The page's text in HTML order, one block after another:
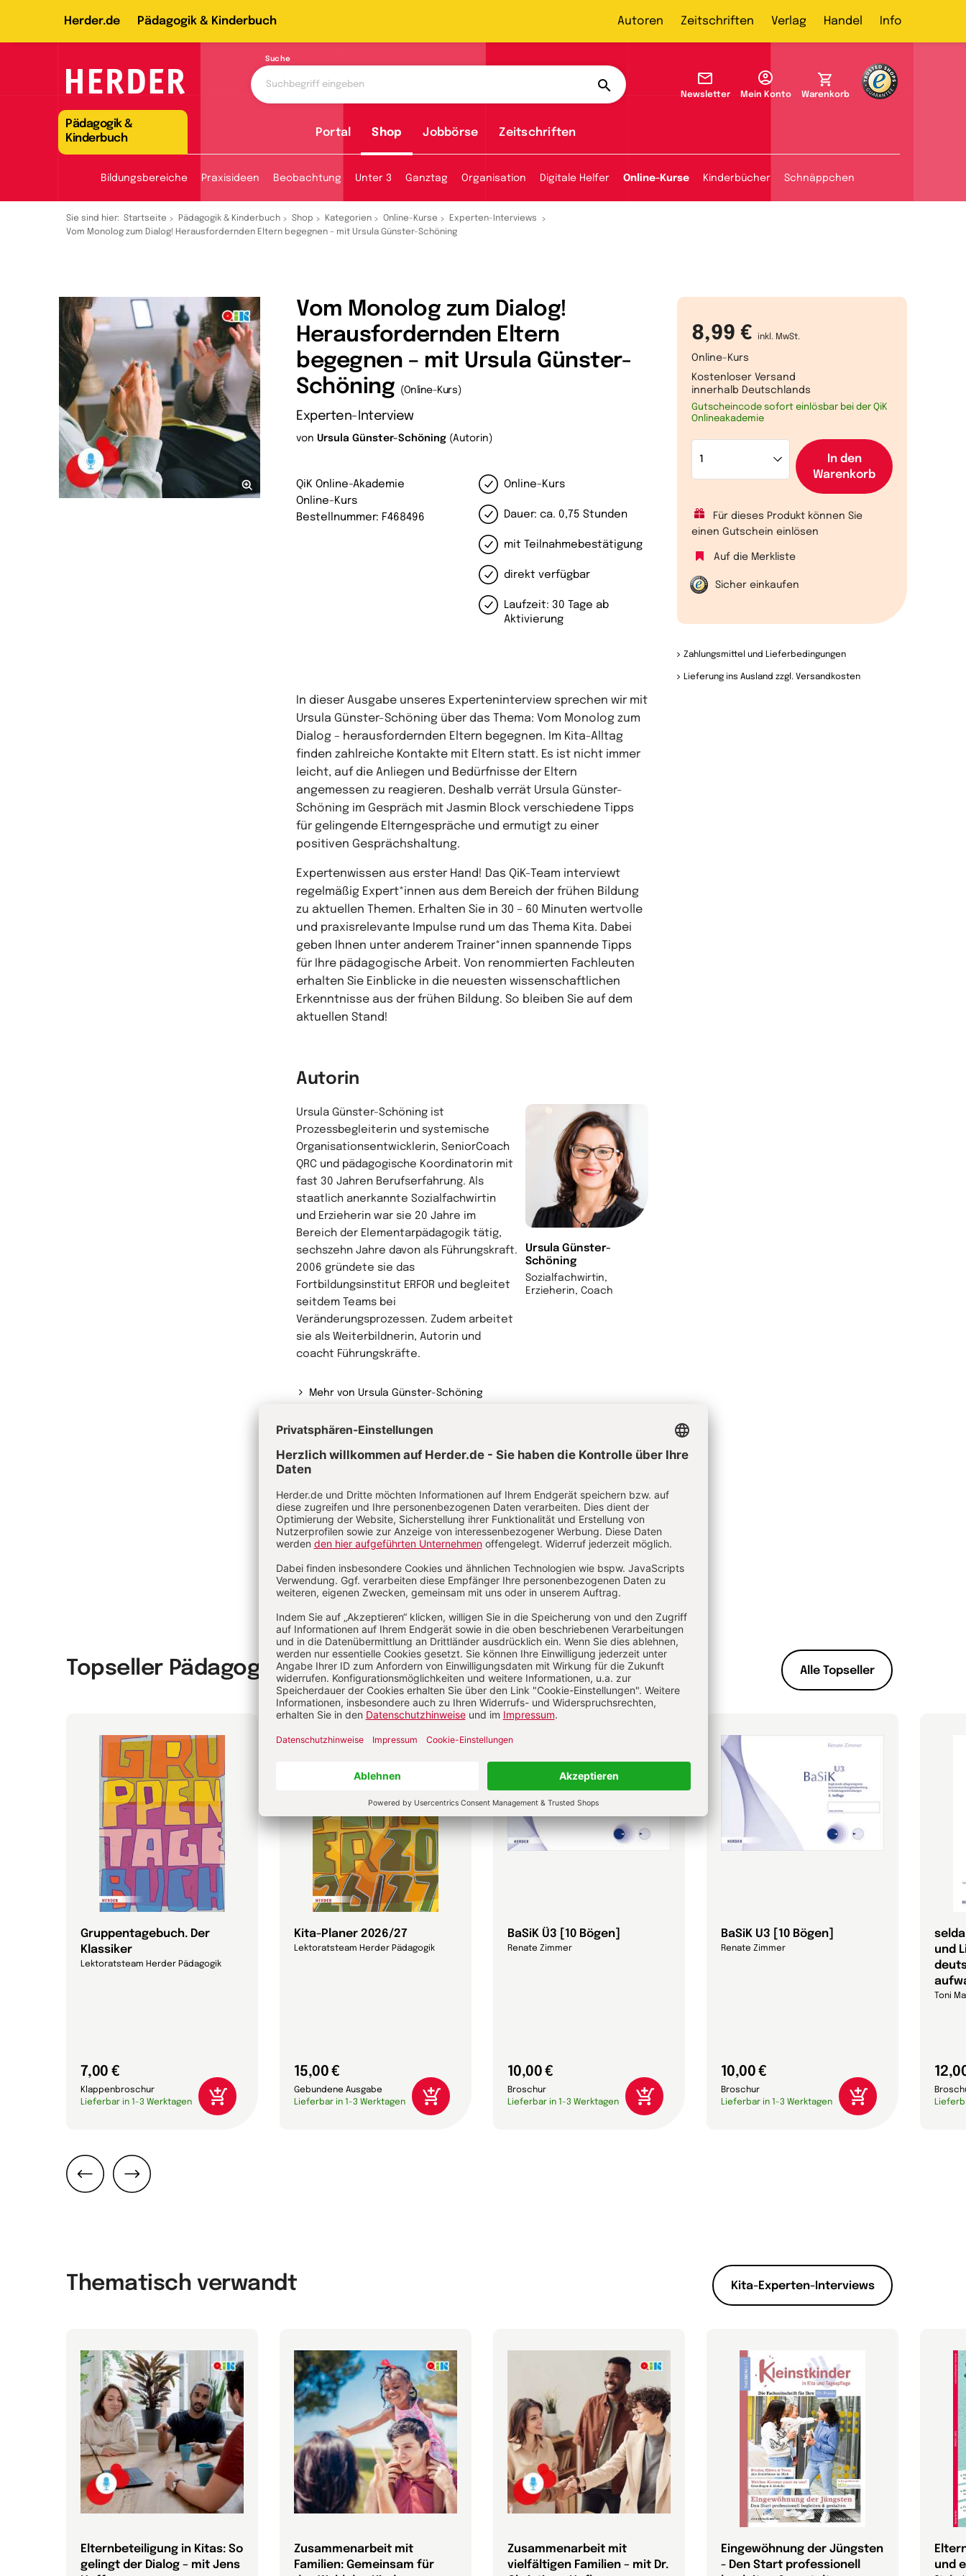
Herder.de Pädagogik & Kinderbuch Autoren Zeitschriften Verlag Handel Info
Suche
Pädagogik &
Kinderbuch
Newsletter Mein Konto Warenkorb
Portal Shop Jobbörse Zeitschriften
Bildungsbereiche Praxisideen Beobachtung Unter 3 Ganztag Organisation Digitale Helfer Online-Kurse Kinderbücher Schnäppchen
Sie sind hier: Startseite Pädagogik & Kinderbuch Shop Kategorien Online-Kurse
Experten-Interviews
Vom Monolog zum Dialog! Herausfordernden Eltern begegnen – mit Ursula Günster-Schöning
8,99 € inkl. MwSt.
Online-Kurs
Kostenloser Versand
innerhalb Deutschlands
Gutscheincode sofort einlösbar bei der QiK
Onlineakademie
In den
Warenkorb
Für dieses Produkt können Sie
einen Gutschein einlösen
Auf die Merkliste
Sicher einkaufen
Zahlungsmittel und Lieferbedingungen
Lieferung ins Ausland zzgl. Versandkosten
Vom Monolog zum Dialog!
Herausfordernden Eltern
begegnen – mit Ursula Günster-
Schöning
(Online-Kurs)
Experten-Interview
von Ursula Günster-Schöning (Autorin)
Online-Kurs
Dauer: ca. 0,75 Stunden
mit Teilnahmebestätigung
direkt verfügbar
Laufzeit: 30 Tage ab
Aktivierung
QiK Online-Akademie
Online-Kurs
Bestellnummer: F468496
In dieser Ausgabe unseres Experteninterview sprechen wir mit
Ursula Günster-Schöning über das Thema: Vom Monolog zum
Dialog – herausfordernden Eltern begegnen. Im Kita-Alltag
finden zahlreiche Kontakte mit Eltern statt. Es ist nicht immer
leicht, auf die Anliegen und Bedürfnisse der Eltern
angemessen zu reagieren. Deshalb verrät Ursula Günster-
Schöning im Gespräch mit Jasmin Block verschiedene Tipps
für gelingende Elterngespräche und ermutigt zu einer
positiven Gesprächshaltung.
Expertenwissen aus erster Hand! Das QiK-Team interviewt
regelmäßig Expert*innen aus dem Bereich der frühen Bildung
zu aktuellen Themen. Erhalten Sie in 30 – 60 Minuten wertvolle
und praxisrelevante Impulse rund um das Thema Kita. Dabei
geben Ihnen unter anderem Trainer*innen spannende Tipps
für Ihre pädagogische Arbeit. Von renommierten Fachleuten
erhalten Sie Einblicke in die neuesten wissenschaftlichen
Erkenntnisse aus der frühen Bildung. So bleiben Sie auf dem
aktuellen Stand!
Autorin
Ursula Günster-
Schöning
Sozialfachwirtin,
Erzieherin, Coach
Ursula Günster-Schöning ist
Prozessbegleiterin und systemische
Organisationsentwicklerin, SeniorCoach
QRC und pädagogische Koordinatorin mit
fast 30 Jahren Berufserfahrung. Als
staatlich anerkannte Sozialfachwirtin
und Erzieherin war sie 20 Jahre im
Bereich der Elementarpädagogik tätig,
sechszehn Jahre davon als Führungskraft.
2006 gründete sie das
Fortbildungsinstitut ERFOR und begleitet
seitdem Teams bei
Veränderungsprozessen. Zudem arbeitet
sie als Weiterbildnerin, Autorin und
coacht Führungskräfte.
Mehr von Ursula Günster-Schöning
Verwandte Themen
Persönlichkeit zeigen: Steckbrief für Erzieherinnen und Erzieher im
Kindergarten
Topseller Pädagogik & Kinderbuch Alle Topseller
Gruppentagebuch. Der
Klassiker
Lektoratsteam Herder Pädagogik
7,00 €
Klappenbroschur
Lieferbar in 1-3 Werktagen
Kita-Planer 2026/27
Lektoratsteam Herder Pädagogik
15,00 €
Gebundene Ausgabe
Lieferbar in 1-3 Werktagen
BaSiK Ü3 [10 Bögen]
Renate Zimmer
10,00 €
Broschur
Lieferbar in 1-3 Werktagen
BaSiK U3 [10 Bögen]
Renate Zimmer
10,00 €
Broschur
Lieferbar in 1-3 Werktagen
und
Toni
Thematisch verwandt Kita-Experten-Interviews
Elternbeteiligung in Kitas: So
gelingt der Dialog – mit Jens
Zusammenarbeit mit
Familien: Gemeinsam für
Zusammenarbeit mit
vielfältigen Familien – mit Dr.
Eingewöhnung der Jüngsten
- Den Start professionell
und